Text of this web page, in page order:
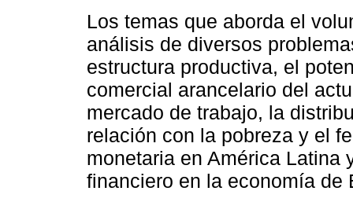
Los temas que aborda el
análisis de diversos
estructura productiva, el
comercial arancelario del
mercado de trabajo, la
relación con la pobreza y el
monetaria en América Latina
financiero en la economía de